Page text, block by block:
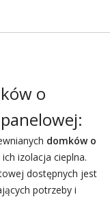
o
domków o
izolacja cieplna.
dostępnych jest
potrzeby i